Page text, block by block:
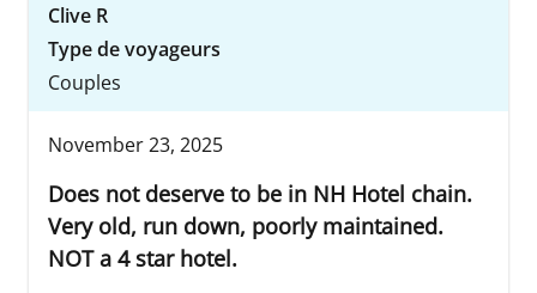
Clive R
Type de voyageurs
Couples
November 23, 2025
Does not deserve to be in NH Hotel chain.
Very old, run down, poorly maintained.
NOT a 4 star hotel.